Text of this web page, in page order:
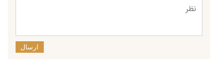
ارسال